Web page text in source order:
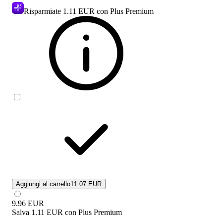
Risparmiate 1.11 EUR con Plus Premium
Aggiungi al carrello11.07 EUR
9.96 EUR
Salva 1.11 EUR con Plus Premium